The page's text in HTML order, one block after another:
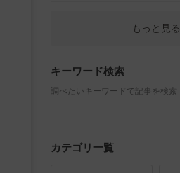
もっと見る
キーワード検索
調べたいキーワードで記事を検索
カテゴリ一覧